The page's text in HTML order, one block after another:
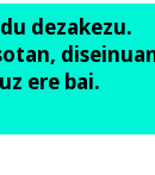
dezakezu.
ere bai.